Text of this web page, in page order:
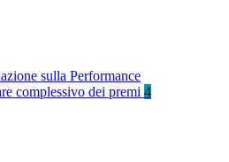
sulla Performance
complessivo dei premi 4